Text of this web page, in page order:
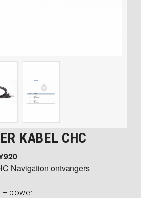
KABEL CHC
Navigation ontvangers
+ power